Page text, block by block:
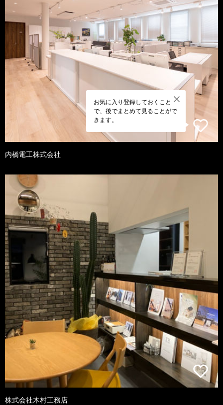
お気に入り登録しておくこと
で、後でまとめて見ることがで
きます。
内橋電工株式会社
株式会社木村工務店